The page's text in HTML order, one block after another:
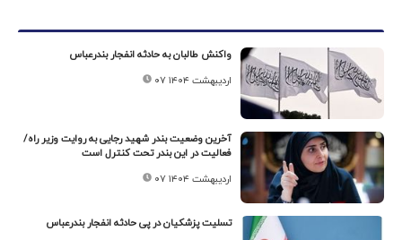
واکنش طالبان به حادثه انفجار بندرعباس
۰۷ اردیبهشت ۱۴۰۴
آخرین وضعیت بندر شهید رجایی به روایت وزیر راه/
فعالیت در این بندر تحت کنترل است
۰۷ اردیبهشت ۱۴۰۴
تسلیت پزشکیان در پی حادثه انفجار بندرعباس